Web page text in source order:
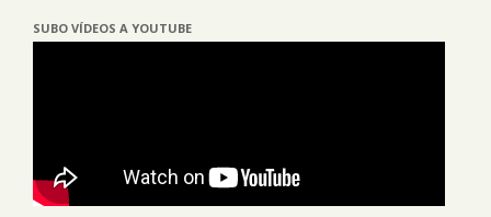
SUBO VÍDEOS A YOUTUBE